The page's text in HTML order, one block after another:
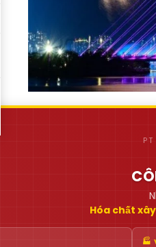
Hóa chất
🏭